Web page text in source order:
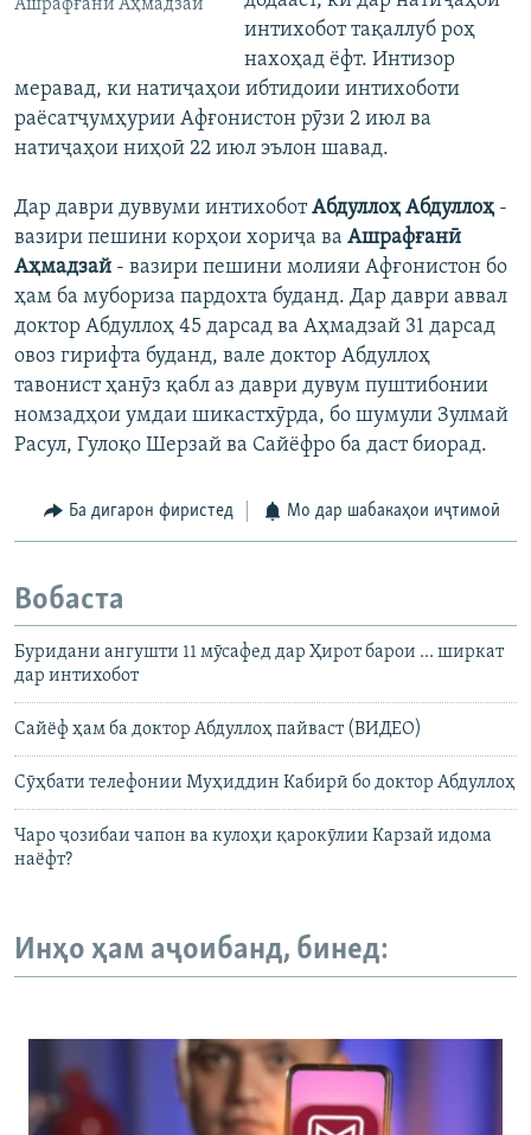
Ашрафғанӣ Аҳмадзай
интихобот тақаллуб роҳ
нахоҳад ёфт. Интизор
меравад, ки натиҷаҳои ибтидоии интихоботи
раёсатҷумҳурии Афғонистон рӯзи 2 июл ва
натиҷаҳои ниҳоӣ 22 июл эълон шавад.
Дар даври дуввуми интихоботАбдуллоҳ Абдуллоҳ-
вазири пешини корҳои хориҷа ва Ашрафғанӣ
Аҳмадзай - вазири пешини молияи Афғонистон бо
ҳам ба мубориза пардохта буданд. Дар даври аввал
доктор Абдуллоҳ 45 дарсад ва Аҳмадзай 31 дарсад
овоз гирифта буданд, вале доктор Абдуллоҳ
тавонист ҳанӯз қабл аз даври дувум пуштибонии
номзадҳои умдаи шикастхӯрда, бо шумули Зулмай
Расул, Гулоқо Шерзай ва Сайёфро ба даст биорад.
Ба дигарон фиристед Мо дар шабакаҳои иҷтимоӣ
Вобаста
Буридани ангушти 11 мӯсафед дар Ҳирот барои ... ширкат
дар интихобот
Cайёф ҳам ба доктор Абдуллоҳ пайваст (ВИДЕО)
Сӯҳбати телефонии Муҳиддин Кабирӣ бо доктор Абдуллоҳ
Чаро ҷозибаи чапон ва кулоҳи қарокӯлии Карзай идома
наёфт?
Инҳо ҳам аҷоибанд, бинед: